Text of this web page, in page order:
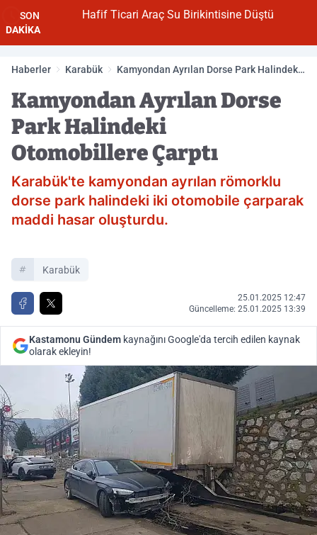
SON
DAKİKA
Hafif Ticari Araç Su Birikintisine Düştü
Haberler Karabük
Kamyondan Ayrılan Dorse Park Halindeki
Kamyondan Ayrılan Dorse
Park Halindeki
Otomobillere Çarptı
Karabük'te kamyondan ayrılan römorklu
dorse park halindeki iki otomobile çarparak
maddi hasar oluşturdu.
Karabük
25.01.2025 12:47
Güncelleme: 25.01.2025 13:39
Kastamonu Gündem kaynağını Google'da tercih edilen kaynak
olarak ekleyin!